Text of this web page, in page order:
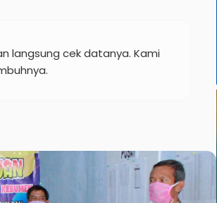
langsung cek datanya. Kami